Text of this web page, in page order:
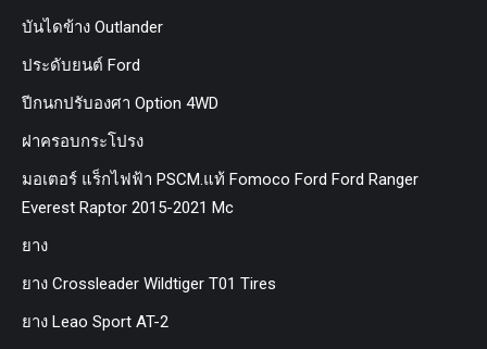
บันไดข้าง Outlander
ประดับยนต์ Ford
ปีกนกปรับองศา Option 4WD
ฝาครอบกระโปรง
มอเตอร์ แร็กไฟฟ้า PSCM.แท้ Fomoco Ford Ford Ranger
Everest Raptor 2015-2021 Mc
ยาง
ยาง Crossleader Wildtiger T01 Tires
ยาง Leao Sport AT-2